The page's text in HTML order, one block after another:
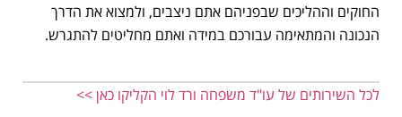
החוקים וההליכים שבפניהם אתם ניצבים, ולמצוא את הדרך
הנכונה והמתאימה עבורכם במידה ואתם מחליטים להתגרש.
לכל השירותים של עו"ד משפחה ורד לוי הקליקו כאן >>